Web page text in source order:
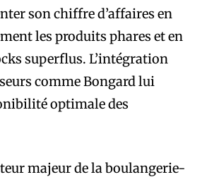
son chiffre d’affaires en
les produits phares et en
superflus. L’intégration
comme Bongard lui
optimale des
majeur de la boulangerie-